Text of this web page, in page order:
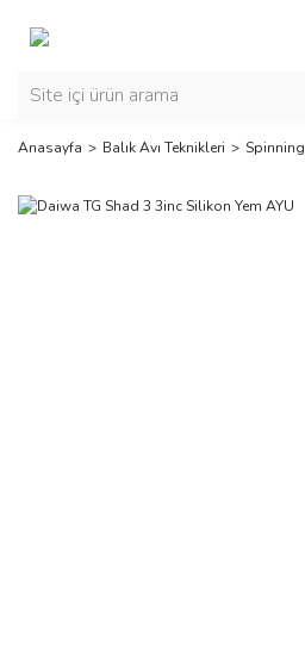
Anasayfa Balık Avı Teknikleri Spinning